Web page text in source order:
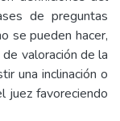
de preguntas
se pueden hacer,
valoración de la
una inclinación o
juez favoreciendo